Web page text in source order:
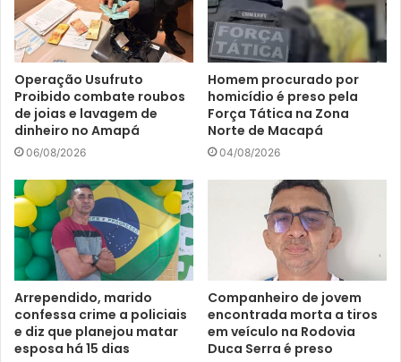
Operação Usufruto
Proibido combate roubos
de joias e lavagem de
dinheiro no Amapá
06/08/2026
Homem procurado por
homicídio é preso pela
Força Tática na Zona
Norte de Macapá
04/08/2026
Arrependido, marido
confessa crime a policiais
e diz que planejou matar
esposa há 15 dias
Companheiro de jovem
encontrada morta a tiros
em veículo na Rodovia
Duca Serra é preso